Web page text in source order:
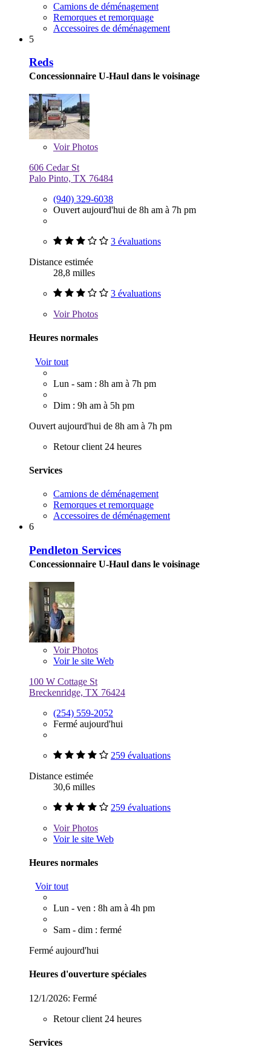
Camions de déménagement
Remorques et remorquage
Accessoires de déménagement
5
Reds
Concessionnaire U-Haul dans le voisinage
VoirPhotos
606 Cedar St
Palo Pinto, TX 76484
(940) 329-6038
Ouvert aujourd'hui de 8h am à 7h pm
3 évaluations
Distance estimée
28,8 milles
3 évaluations
VoirPhotos
Heures normales
Voir tout
Lun - sam : 8h am à 7h pm
Dim : 9h am à 5h pm
Ouvert aujourd'hui de 8h am à 7h pm
Retour client 24 heures
Services
Camions de déménagement
Remorques et remorquage
Accessoires de déménagement
6
Pendleton Services
Concessionnaire U-Haul dans le voisinage
VoirPhotos
Voir le site Web
100 W Cottage St
Breckenridge, TX 76424
(254) 559-2052
Fermé aujourd'hui
259 évaluations
Distance estimée
30,6 milles
259 évaluations
VoirPhotos
Voir le site Web
Heures normales
Voir tout
Lun - ven : 8h am à 4h pm
Sam - dim : fermé
Fermé aujourd'hui
Heures d'ouverture spéciales
12/1/2026: Fermé
Retour client 24 heures
Services